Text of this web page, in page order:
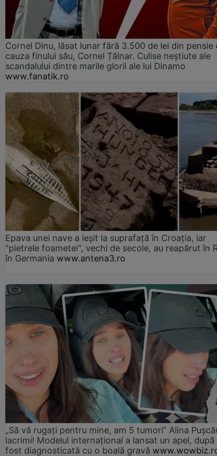
Cornel Dinu, lăsat lunar fără 3.500 de lei din pensie
cauza finului său, Cornel Țălnar. Culise neștiute ale
scandalului dintre marile glorii ale lui Dinamo
www.fanatik.ro
Epava unei nave a ieșit la suprafață în Croația, iar
"pietrele foametei", vechi de secole, au reapărut în
în Germania www.antena3.ro
„Să vă rugați pentru mine, am 5 tumori” Alina
lacrimi! Modelul internațional a lansat un apel, după
fost diagnosticată cu o boală gravă